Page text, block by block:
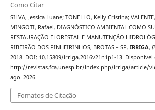
Como Citar
SILVA, Jessica Luane; TONELLO, Kelly Cristina;
MINGOTI, Rafael. DIAGNÓSTICO AMBIENTAL COMO
RESTAURAÇÃO FLORESTAL E MANUTENÇÃO
RIBEIRÃO DOS PINHEIRINHOS, BROTAS – SP. IRRIGA,
2018. DOI: 10.15809/irriga.2016v21n1p1-13. Disponível
http://revistas.fca.unesp.br/index.php/irriga/article/
ago. 2026.
Fomatos de Citação